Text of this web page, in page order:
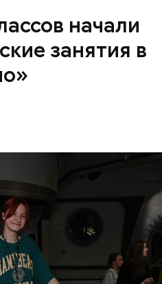
начали
занятия в
предпрофессиональные
могли получить
выбрать будущую
по вопросам
идет о полноценном
вместе с
их сферы. Одно из
МОСКВА